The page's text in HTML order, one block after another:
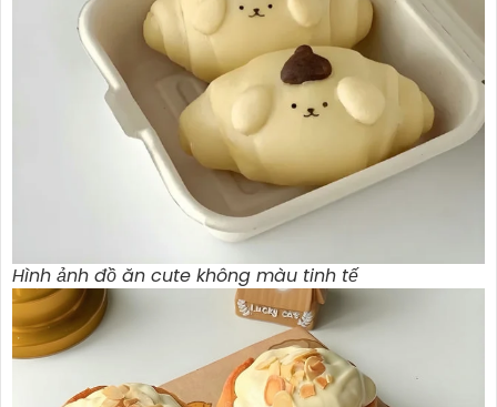
Hình ảnh đồ ăn cute không màu tinh tế